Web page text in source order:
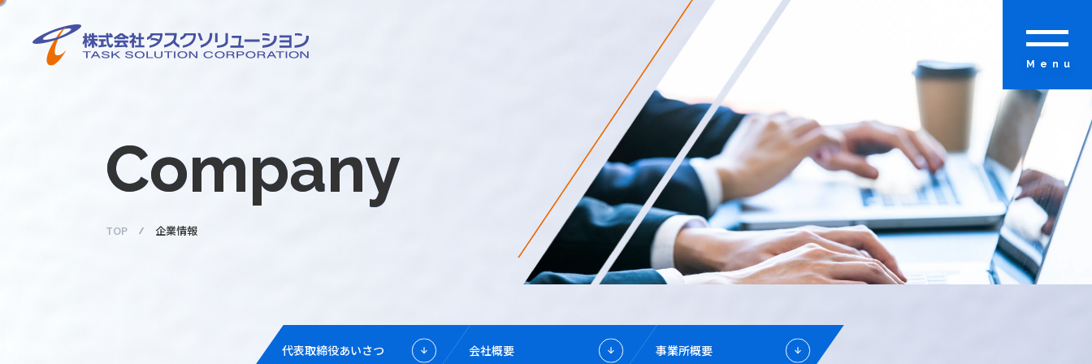
報
Company
TOP 企業情報
代表取締役あいさつ 会社概要 事業所概要